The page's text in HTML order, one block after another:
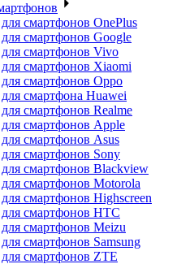
смартфонов OnePlus
смартфонов Google
смартфонов Vivo
смартфонов Xiaomi
смартфонов Oppo
смартфона Huawei
смартфонов Realme
смартфонов Apple
смартфонов Asus
смартфонов Sony
смартфонов Blackview
смартфонов Motorola
смартфонов Highscreen
смартфонов HTC
смартфонов Meizu
смартфонов Samsung
смартфонов ZTE